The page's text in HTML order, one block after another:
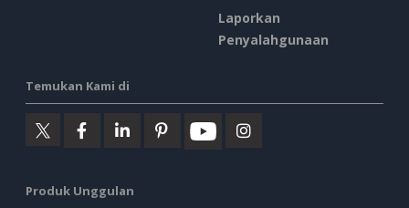
Laporkan
Penyalahgunaan
Temukan Kami di
Produk Unggulan